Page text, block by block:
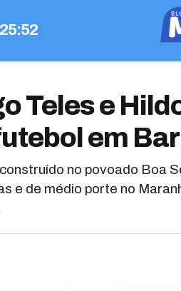
25:54
Teles e
em
no povoado Boa
e de médio porte no